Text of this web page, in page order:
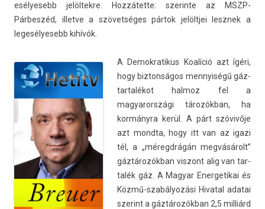
esélyesebb jelöl­tekre. Hozzátette: szerin­te az MSZP-
Párbeszéd, il­let­ve a szövetséges pártok jelöltjei lesznek a
legesélyesebb kihívók.
A De­mok­ratikus Koalíció azt ígéri,
hogy bi­zton­ságos men­nyiségű gáz­
tartalékot hal­moz fel a
magyarországi tározókban, ha
kormányra kerül. A párt szóvivője
azt mondta, hogy itt van az igazi
tél, a „méregdrágán megvásárolt”
gáztározókban vis­zont alig van tar­
talék gáz. A Magyar En­er­getikai és
Közmű-szabályozási Hivat­al adatai
szerint a gáztározókban 2,5 milliárd